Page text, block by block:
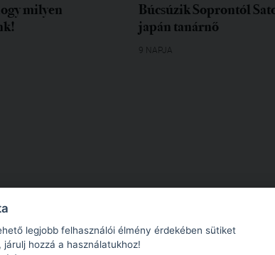
milyen
Búcsúzik Soprontól
japán tanárnő
9 NAPJA
legjobb felhasználói élmény érdekében sütiket
járulj hozzá a használatukhoz!